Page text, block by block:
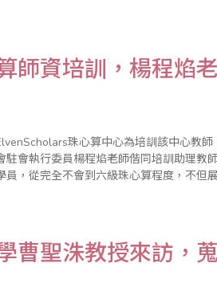
師資培訓，楊程焰
珠心算中心為培訓該中心教
駐會執行委員楊程焰老師偕同培訓助理教
員，從完全不會到六級珠心算程度，不但
曹聖洙教授來訪，